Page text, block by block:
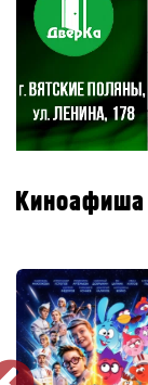
Киноафиша